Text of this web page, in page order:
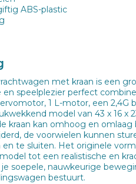
ABS-plastic
met kraan is een
speelplezier perfect
1 L-motor, een 2,4G
model van 43 x 16 x
kraan kan omhoog en omlaag
de voorwielen kunnen
te sluiten. Het originele
tot een realistische en
soepele, nauwkeurige
bestuurt.